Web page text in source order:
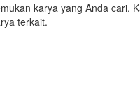
karya yang Anda cari.
terkait.